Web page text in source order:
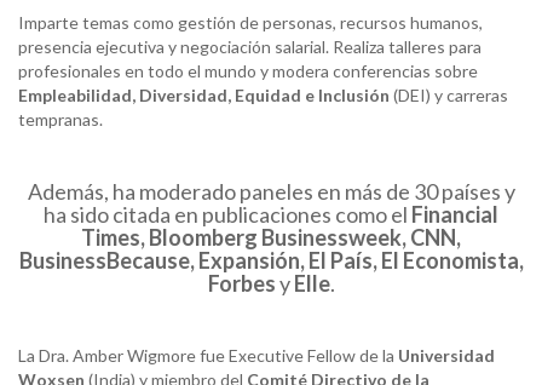
Imparte temas como gestión de personas, recursos humanos,
presencia ejecutiva y negociación salarial. Realiza talleres para
profesionales en todo el mundo y modera conferencias sobre
Empleabilidad, Diversidad, Equidad e Inclusión (DEI) y carreras
tempranas.
Además, ha moderado paneles en más de 30 países y
ha sido citada en publicaciones como el Financial
Times, Bloomberg Businessweek, CNN,
BusinessBecause, Expansión, El País, El Economista,
ForbesyElle.
La Dra. Amber Wigmore fue Executive Fellow de la Universidad
Woxsen (India) y miembro del Comité Directivo de la